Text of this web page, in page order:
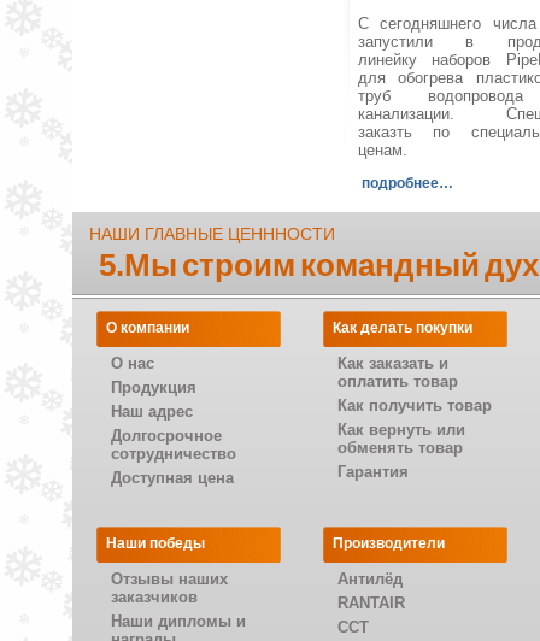
С сегодняшнего
запустили в
линейку наборов
для обогрева
труб
канализации.
заказть по
ценам.
подробнее…
НАШИ ГЛАВНЫЕ ЦЕНННОСТИ
5.Мы строим командный
О компании
О нас
Продукция
Наш адрес
Долгосрочное
сотрудничество
Доступная цена
Как делать покупки
Как заказать и
оплатить товар
Как получить товар
Как вернуть или
обменять товар
Гарантия
Наши победы
Отзывы наших
заказчиков
Наши дипломы и
Производители
Антилёд
RANTAIR
CCT